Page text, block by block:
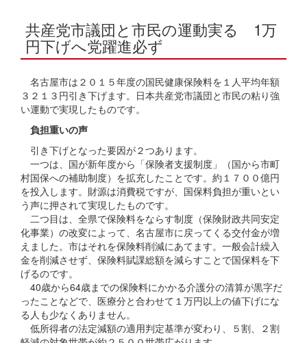
共産党市議団と市民の運動実る 1万
円下げへ党躍進必ず
名古屋市は２０１５年度の国民健康保険料を１人平均年額
３２１３円引き下げます。日本共産党市議団と市民の粘り強
い運動で実現したものです。
負担重いの声
引き下げとなった要因が２つあります。
一つは、国が新年度から「保険者支援制度」（国から市町
村国保への補助制度）を拡充したことです。約１７００億円
を投入します。財源は消費税ですが、国保料負担が重いとい
う声に押されて実現したものです。
二つ目は、全県で保険料をならす制度（保険財政共同安定
化事業）の改変によって、名古屋市に戻ってくる交付金が増
えました。市はそれを保険料削減にあてます。一般会計繰入
金を削減させず、保険料賦課総額を減らすことで国保料を下
げるのです。
40歳から64歳までの保険料にかかる介護分の清算が黒字だ
ったことなどで、医療分と合わせて１万円以上の値下げにな
る人も少なくありません。
低所得者の法定減額の適用判定基準が変わり、５割、２割